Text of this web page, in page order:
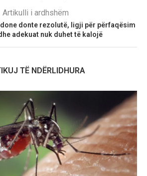
Artikulli i ardhshëm
donte rezolutë, ligji për përfaqësim
adekuat nuk duhet të kalojë
TË NDËRLIDHURA